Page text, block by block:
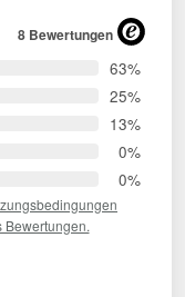
8 Bewertungen
63%
25%
13%
0%
0%
Bewertungen.